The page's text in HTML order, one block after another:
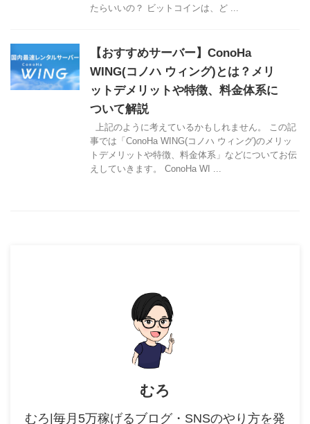
たらいいの？ ビットコインは、ど ...
【おすすめサーバー】ConoHa
WING(コノハ ウィング)とは？メリ
ットデメリットや特徴、料金体系に
ついて解説
上記のように考えているかもしれません。 この記
事では「ConoHa WING(コノハ ウィング)のメリッ
トデメリットや特徴、料金体系」などについてお伝
えしていきます。 ConoHa WI ...
むろ
むろ|毎月5万稼げるブログ・SNSのやり方を発